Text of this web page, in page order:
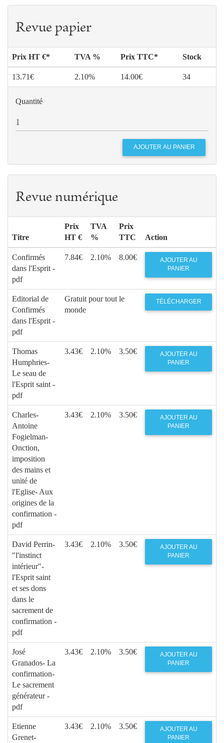
Revue papier
Prix HT €* TVA % Prix TTC* Stock
13.71€ 2.10% 14.00€ 34
Quantité
Revue numérique
Titre
Prix
HT €
TVA
%
Prix
TTC
Action
Confirmés
dans l'Esprit -
pdf
7.84€ 2.10% 8.00€
AJOUTER AU
PANIER
Editorial de
Confirmés
dans l'Esprit -
pdf
Gratuit pour tout le
monde
TÉLÉCHARGER
Thomas
Humphries-
Le seau de
l'Esprit saint -
pdf
3.43€ 2.10% 3.50€
AJOUTER AU
PANIER
Charles-
Antoine
Fogielman-
Onction,
imposition
des mains et
unité de
l'Eglise- Aux
origines de la
confirmation -
pdf
3.43€ 2.10% 3.50€
AJOUTER AU
PANIER
David Perrin-
"l'instinct
intérieur"-
l'Esprit saint
et ses dons
dans le
sacrement de
confirmation -
pdf
3.43€ 2.10% 3.50€
AJOUTER AU
PANIER
José
Granados- La
confirmation-
Le sacrement
générateur -
pdf
3.43€ 2.10% 3.50€
AJOUTER AU
PANIER
Etienne
Grenet-
3.43€ 2.10% 3.50€
AJOUTER AU
PANIER